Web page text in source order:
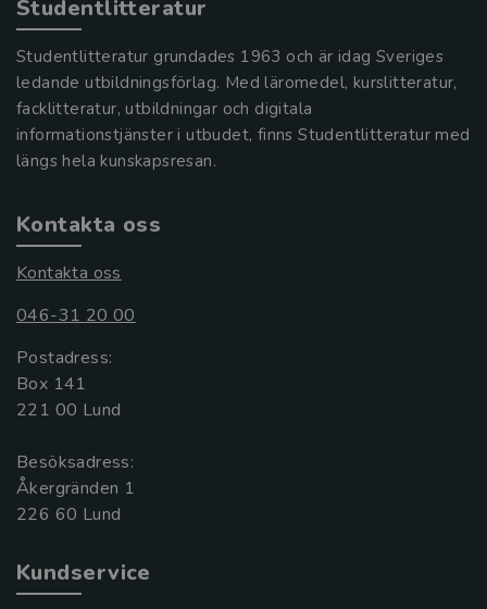
Studentlitteratur
Studentlitteratur grundades 1963 och är idag Sveriges
ledande utbildningsförlag. Med läromedel, kurslitteratur,
facklitteratur, utbildningar och digitala
informationstjänster i utbudet, finns Studentlitteratur med
längs hela kunskapsresan.
Kontakta oss
Kontakta oss
046-31 20 00
Postadress:
Box 141
221 00 Lund
Besöksadress:
Åkergränden 1
Kundservice